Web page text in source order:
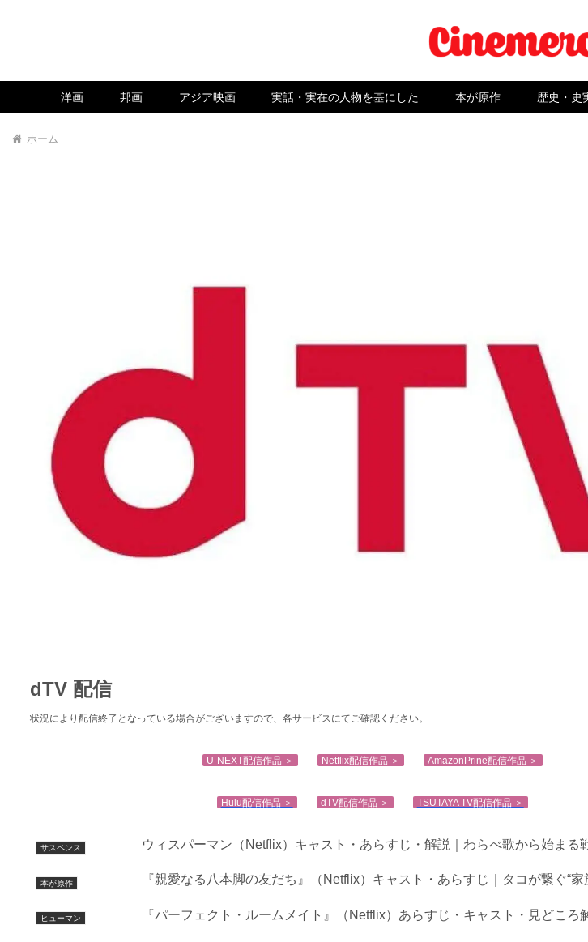
洋画 邦画 アジア映画 実話・実在の人物を基にした 本が原作 歴史・史
ホーム
dTV 配信
状況により配信終了となっている場合がございますので、各サービスにてご確認ください。
U-NEXT配信作品 ＞ Netflix配信作品 ＞ AmazonPrine配信作品 ＞
Hulu配信作品 ＞ dTV配信作品 ＞ TSUTAYA TV配信作品 ＞
サスペンス ウィスパーマン（Netflix）キャスト・あらすじ・解説｜わらべ歌から始まる
本が原作 『親愛なる八本脚の友だち』（Netflix）キャスト・あらすじ｜タコが繋ぐ“家
ヒューマン 『パーフェクト・ルームメイト』（Netflix）あらすじ・キャスト・見どころ